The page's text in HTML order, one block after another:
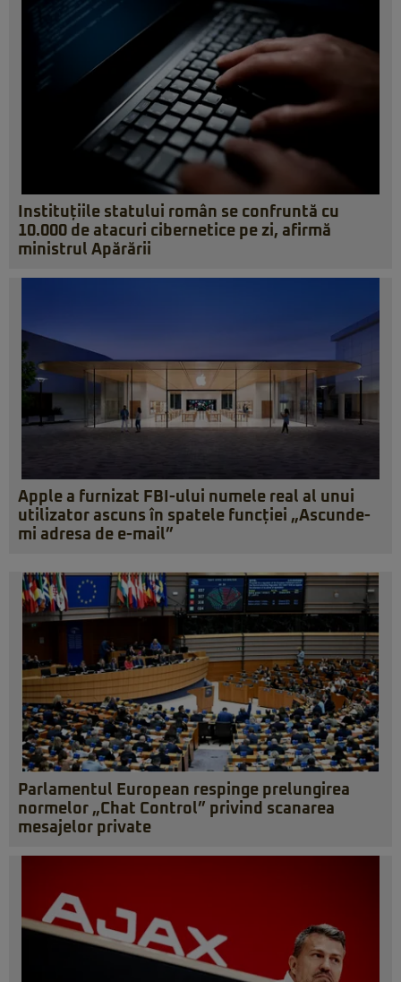
Instituțiile statului român se confruntă cu
10.000 de atacuri cibernetice pe zi, afirmă
ministrul Apărării
Apple a furnizat FBI-ului numele real al unui
utilizator ascuns în spatele funcției „Ascunde-
mi adresa de e-mail”
Parlamentul European respinge prelungirea
normelor „Chat Control” privind scanarea
mesajelor private